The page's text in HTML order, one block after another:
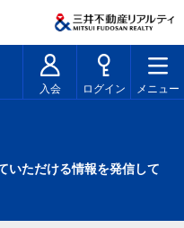
入会 ログイン メニュー
いただける情報を発信して